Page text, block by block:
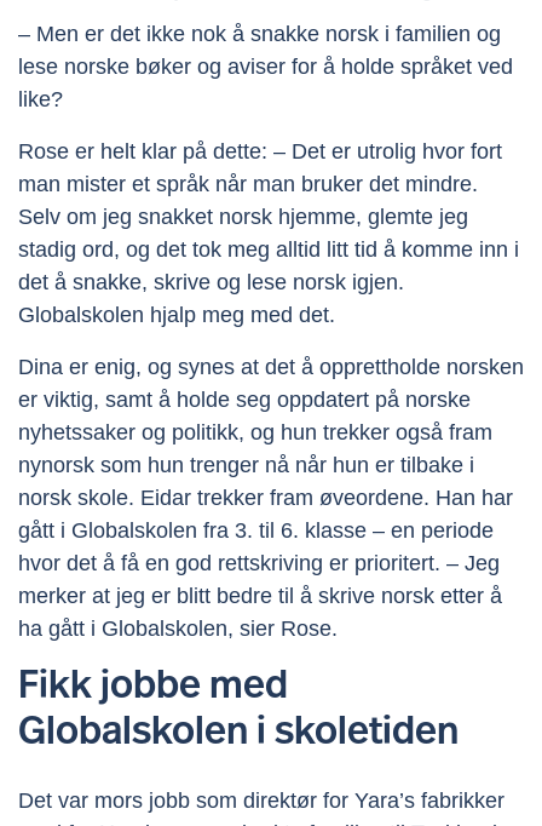
– Men er det ikke nok å snakke norsk i familien og
lese norske bøker og aviser for å holde språket ved
like?
Rose er helt klar på dette: – Det er utrolig hvor fort
man mister et språk når man bruker det mindre.
Selv om jeg snakket norsk hjemme, glemte jeg
stadig ord, og det tok meg alltid litt tid å komme inn i
det å snakke, skrive og lese norsk igjen.
Globalskolen hjalp meg med det.
Dina er enig, og synes at det å opprettholde norsken
er viktig, samt å holde seg oppdatert på norske
nyhetssaker og politikk, og hun trekker også fram
nynorsk som hun trenger nå når hun er tilbake i
norsk skole. Eidar trekker fram øveordene. Han har
gått i Globalskolen fra 3. til 6. klasse – en periode
hvor det å få en god rettskriving er prioritert. – Jeg
merker at jeg er blitt bedre til å skrive norsk etter å
ha gått i Globalskolen, sier Rose.
Fikk jobbe med
Globalskolen i skoletiden
Det var mors jobb som direktør for Yara’s fabrikker